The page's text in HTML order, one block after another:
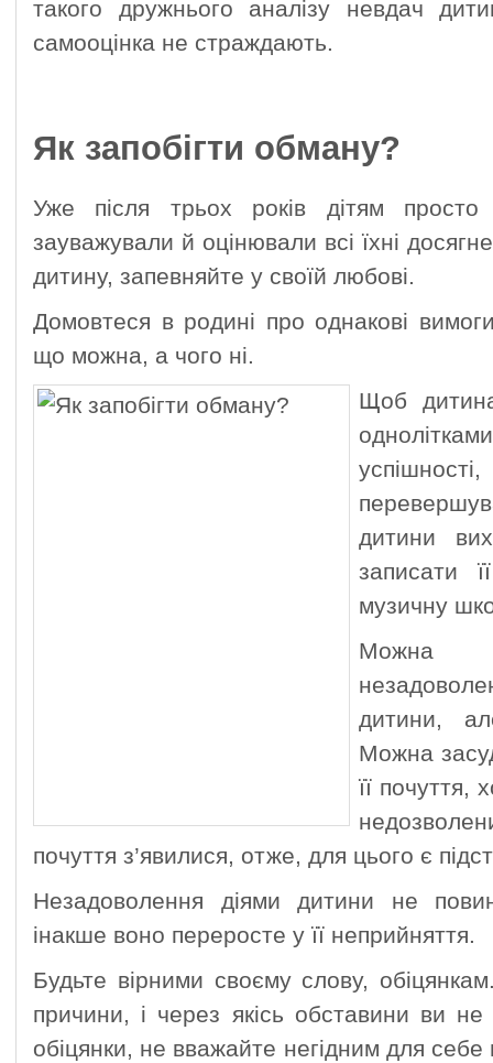
такого дружнього аналізу невдач
самооцінка не страждають.
Як запобігти обману?
Уже після трьох років дітям
зауважували й оцінювали всі їхні
дитину, запевняйте у своїй любові.
Домовтеся в родині про однакові
що можна, а чого ні.
Щоб
дитини
записати
музичну
Можна
дитини,
Можна
її
почуття з’явилися, отже, для цього є
Незадоволення діями дитини не
інакше воно переросте у її неприйняття.
Будьте вірними своєму слову,
причини, і через якісь обставини ви не
обіцянки, не вважайте негідним для себе